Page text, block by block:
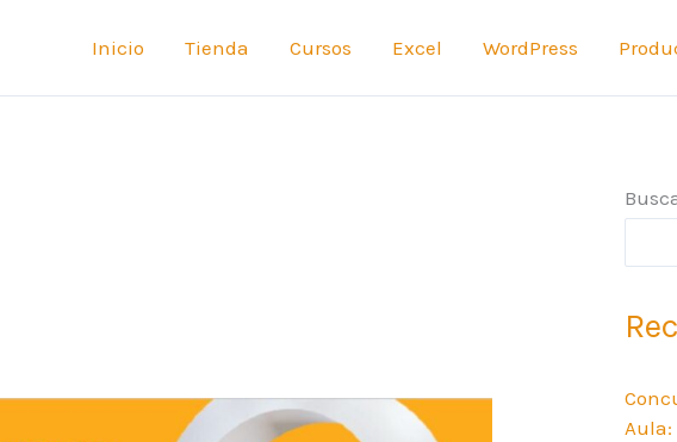
Inicio Tienda Cursos Excel WordPress
Aula: